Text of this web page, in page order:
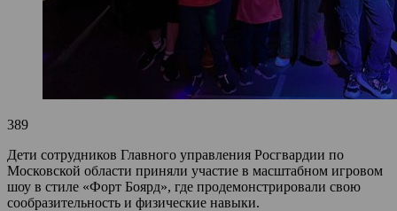
389
Дети сотрудников Главного управления Росгвардии по
Московской области приняли участие в масштабном игровом
шоу в стиле «Форт Боярд», где продемонстрировали свою
сообразительность и физические навыки.